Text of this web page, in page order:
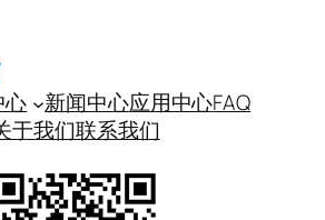
心 新闻中心应用中心FAQ
于我们联系我们